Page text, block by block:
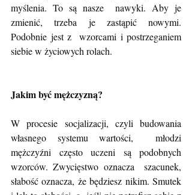
myślenia. To są nasze  nawyki. Aby je
zmienić, trzeba je zastąpić nowymi.
Podobnie jest z  wzorcami i postrzeganiem
siebie w życiowych rolach.
Jakim być mężczyzną?
W procesie socjalizacji, czyli budowania
własnego systemu wartości,  młodzi
mężczyźni często uczeni są podobnych
wzorców. Zwycięstwo oznacza  szacunek,
słabość oznacza, że będziesz nikim. Smutek